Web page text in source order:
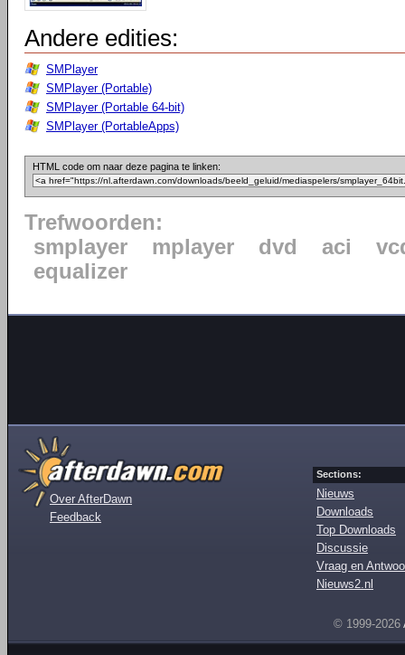
Andere edities:
SMPlayer
SMPlayer (Portable)
SMPlayer (Portable 64-bit)
SMPlayer (PortableApps)
HTML code om naar deze pagina te linken:
Trefwoorden:
smplayer
mplayer dvd aci
equalizer
Over AfterDawn
Feedback
Sections:
Nieuws
Downloads
Top Downloads
Discussie
Vraag en
Nieuws2.nl
© 1999-2026